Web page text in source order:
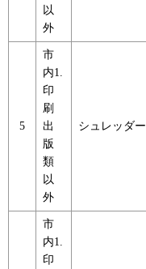
以
外
5
市
内1.
印
刷
出
版
類
以
外
シュレッダー
市
内1.
印